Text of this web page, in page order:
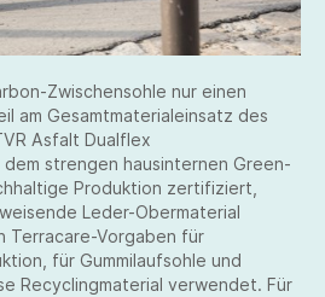
Zwischensohle nur einen
am Gesamtmaterialeinsatz des
Asfalt Dualflex
strengen hausinternen Green-
Produktion zertifiziert,
Leder-Obermaterial
Terracare-Vorgaben für
für Gummilaufsohle und
Recyclingmaterial verwendet. Für